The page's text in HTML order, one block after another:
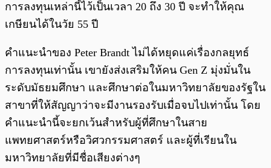
การลงทุนเหล่านี้ไว้เป็นเวลา 20 ถึง 30 ปี จะทำให้คุณ
เกษียนได้ในวัย 55 ปี
คำแนะนำของ Peter Brandt ไม่ได้หยุดแค่เรื่องกลยุทธ์
การลงทุนเท่านั้น เขายังส่งเสริมให้คน Gen Z มุ่งมั่นใน
ระดับมัธยมศึกษา และศึกษาต่อในมหาวิทยาลัยของรัฐใน
สาขาที่ให้สัญญาว่าจะมีงานรองรับเมื่อจบไปเท่านั้น โดย
คำแนะนำนี้จะยกเว้นสำหรับผู้ที่ศึกษาในสาย
แพทยศาสตร์หรือวิศวกรรมศาสตร์ และผู้ที่เรียนใน
มหาวิทยาลัยที่มีชื่อเสียงต่างๆ